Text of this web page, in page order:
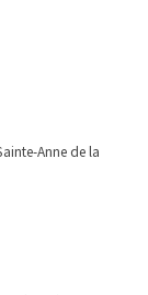
Anne de la